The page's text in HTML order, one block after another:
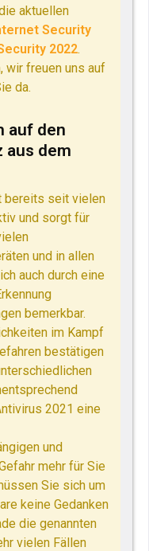
aktuellen
Security
2022.
wir freuen uns auf
da.
auf den
aus dem
bereits seit vielen
und sorgt für
und in allen
auch durch eine
bemerkbar.
im Kampf
bestätigen
2021 eine
und
mehr für Sie
Sie sich um
keine Gedanken
die genannten
vielen Fällen